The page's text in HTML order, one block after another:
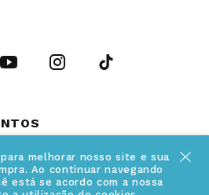
melhorar nosso site e sua
Ao continuar navegando
está se acordo com a nossa